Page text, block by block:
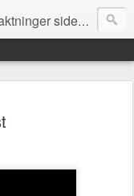
siden 2008